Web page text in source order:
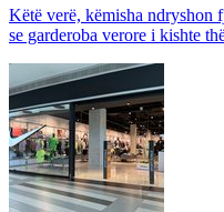
Këtë verë, këmisha ndryshon
se garderoba verore i kishte